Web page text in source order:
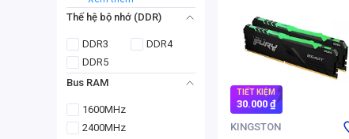
Thế hệ bộ nhớ (DDR)
DDR3
DDR4
DDR5
Bus RAM
1600MHz
2400MHz
TIẾT KIỆM
30.000 ₫
KINGSTON